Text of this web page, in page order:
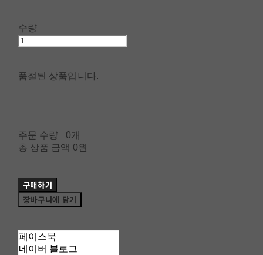
수량
품절된 상품입니다.
주문 수량
0개
총 상품 금액 0원
구매하기
장바구니에 담기
페이스북
네이버 블로그